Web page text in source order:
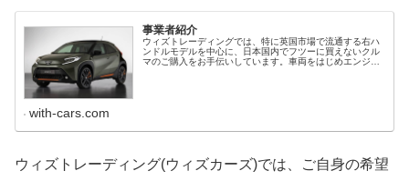
事業者紹介
ウィズトレーディングでは、特に英国市場で流通する右ハ
ンドルモデルを中心に、日本国内でフツーに買えないクル
マのご購入をお手伝いしています。車両をはじめエンジ
with-cars.com
ウィズトレーディング(ウィズカーズ)では、ご自身の希望